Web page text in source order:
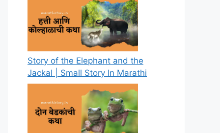
Story of the Elephant and the
Jackal | Small Story In Marathi